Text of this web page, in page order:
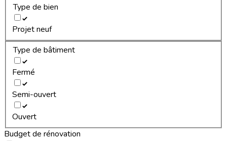
Type de bien
Projet neuf
Type de bâtiment
Fermé
Semi-ouvert
Ouvert
Budget de rénovation